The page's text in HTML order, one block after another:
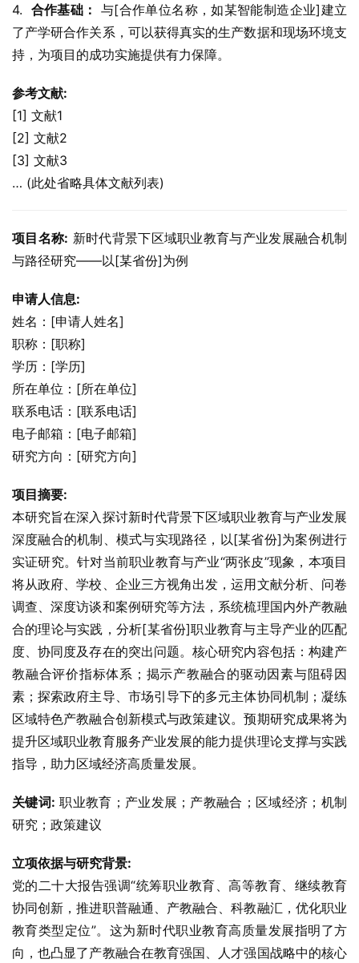
4. 合作基础： 与[合作单位名称，如某智能制造企业]建立
了产学研合作关系，可以获得真实的生产数据和现场环境支
持，为项目的成功实施提供有力保障。
参考文献:
[1] 文献1
[2] 文献2
[3] 文献3
… (此处省略具体文献列表)
项目名称: 新时代背景下区域职业教育与产业发展融合机制
与路径研究——以[某省份]为例
申请人信息:
姓名：[申请人姓名]
职称：[职称]
学历：[学历]
所在单位：[所在单位]
联系电话：[联系电话]
电子邮箱：[电子邮箱]
研究方向：[研究方向]
项目摘要:
本研究旨在深入探讨新时代背景下区域职业教育与产业发展
深度融合的机制、模式与实现路径，以[某省份]为案例进行
实证研究。针对当前职业教育与产业“两张皮”现象，本项目
将从政府、学校、企业三方视角出发，运用文献分析、问卷
调查、深度访谈和案例研究等方法，系统梳理国内外产教融
合的理论与实践，分析[某省份]职业教育与主导产业的匹配
度、协同度及存在的突出问题。核心研究内容包括：构建产
教融合评价指标体系；揭示产教融合的驱动因素与阻碍因
素；探索政府主导、市场引导下的多元主体协同机制；凝练
区域特色产教融合创新模式与政策建议。预期研究成果将为
提升区域职业教育服务产业发展的能力提供理论支撑与实践
指导，助力区域经济高质量发展。
关键词: 职业教育；产业发展；产教融合；区域经济；机制
研究；政策建议
立项依据与研究背景:
党的二十大报告强调“统筹职业教育、高等教育、继续教育
协同创新，推进职普融通、产教融合、科教融汇，优化职业
教育类型定位”。这为新时代职业教育高质量发展指明了方
向，也凸显了产教融合在教育强国、人才强国战略中的核心